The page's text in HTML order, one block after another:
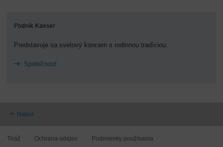
Podnik Kaeser
Predstavuje sa svetový koncern s rodinnou tradíciou.
Spoločnosť
Nahor
Tiráž Ochrana údajov Podmienky používania